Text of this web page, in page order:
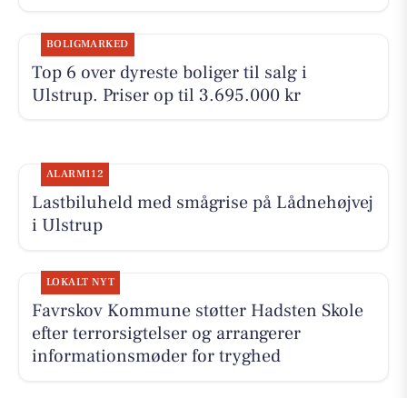
BOLIGMARKED
Top 6 over dyreste boliger til salg i
Ulstrup. Priser op til 3.695.000 kr
ALARM112
Lastbiluheld med smågrise på Lådnehøjvej
i Ulstrup
LOKALT NYT
Favrskov Kommune støtter Hadsten Skole
efter terrorsigtelser og arrangerer
informationsmøder for tryghed